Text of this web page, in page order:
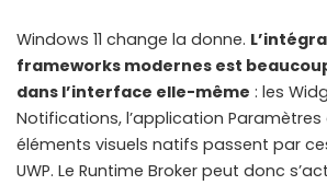
Windows 11 change la donne.
frameworks modernes est
dans l’interface elle-même : les
Notifications, l’application Paramètres
éléments visuels natifs passent par
UWP. Le Runtime Broker peut donc